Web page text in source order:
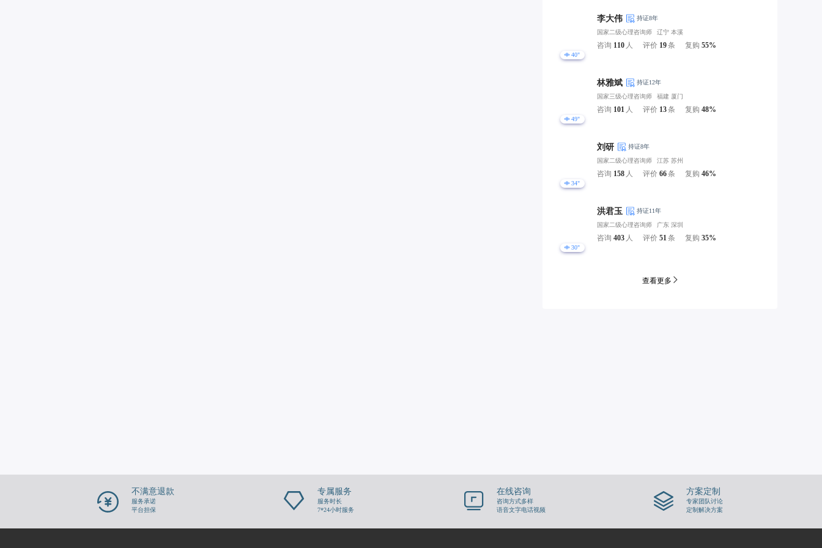
40"
李大伟 持证8年
国家二级心理咨询师 辽宁 本溪
咨询 110 人 评价 19条 复购 55%
49"
林雅斌 持证12年
国家三级心理咨询师 福建 厦门
咨询 101 人 评价 13条 复购 48%
34"
刘研 持证8年
国家二级心理咨询师 江苏 苏州
咨询 158 人 评价 66条 复购 46%
30"
洪君玉 持证11年
国家二级心理咨询师 广东 深圳
咨询 403 人 评价 51 条 复购 35%
查看更多
不满意退款
服务承诺
平台担保
专属服务
服务时长
7*24小时服务
在线咨询
咨询方式多样
语音文字电话视频
方案定制
专家团队讨论
定制解决方案